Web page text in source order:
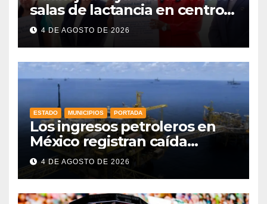
salas de lactancia en centros
de trabajo: Gobernadora
4 DE AGOSTO DE 2026
ESTADO MUNICIPIOS PORTADA
Los ingresos petroleros en
México registran caída
drástica en una década
4 DE AGOSTO DE 2026